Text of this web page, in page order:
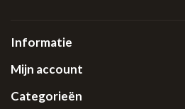
Informatie
Mijn account
Categorieën